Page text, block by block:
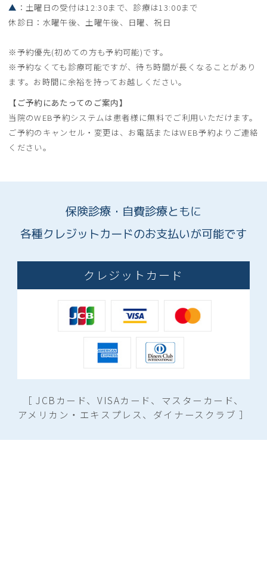
▲ ：土曜日の受付は12:30まで、診療は13:00まで
休診日：水曜午後、土曜午後、日曜、祝日
※予約優先(初めての方も予約可能)です。
※予約なくても診療可能ですが、待ち時間が長くなることがあり
ます。お時間に余裕を持ってお越しください。
【ご予約にあたってのご案内】
当院のWEB予約システムは患者様に無料でご利用いただけます。
ご予約のキャンセル・変更は、お電話またはWEB予約よりご連絡
ください。
保険診療・自費診療ともに
各種クレジットカードのお支払いが可能です
クレジットカード
［ JCBカード、VISAカード、マスターカード、
アメリカン・エキスプレス、ダイナースクラブ ］